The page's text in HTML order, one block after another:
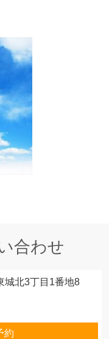
合わせ
城北3丁目1番地8
約